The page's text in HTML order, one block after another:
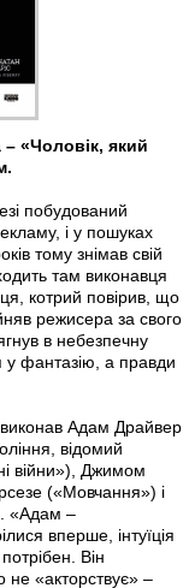
– «Чоловік, який
побудований
і у пошуках
тому знімав свій
там виконавця
котрий повірив, що
режисера за свого
в небезпечну
у фантазію, а правди
Адам Драйвер
відомий
війни»), Джимом
(«Мовчання») і
«Адам –
вперше, інтуїція
Він
не «акторствує» –